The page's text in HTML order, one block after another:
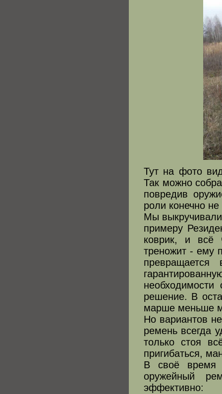
Тут на фото
Так можно
повредив
роли конечно
Мы
примеру
коврик, и всё
треножит - ему
решение. В
марше меньше
Но вариантов
ремень всегда
только стоя
пригибаться,
В своё время
оружейный
эффективно: